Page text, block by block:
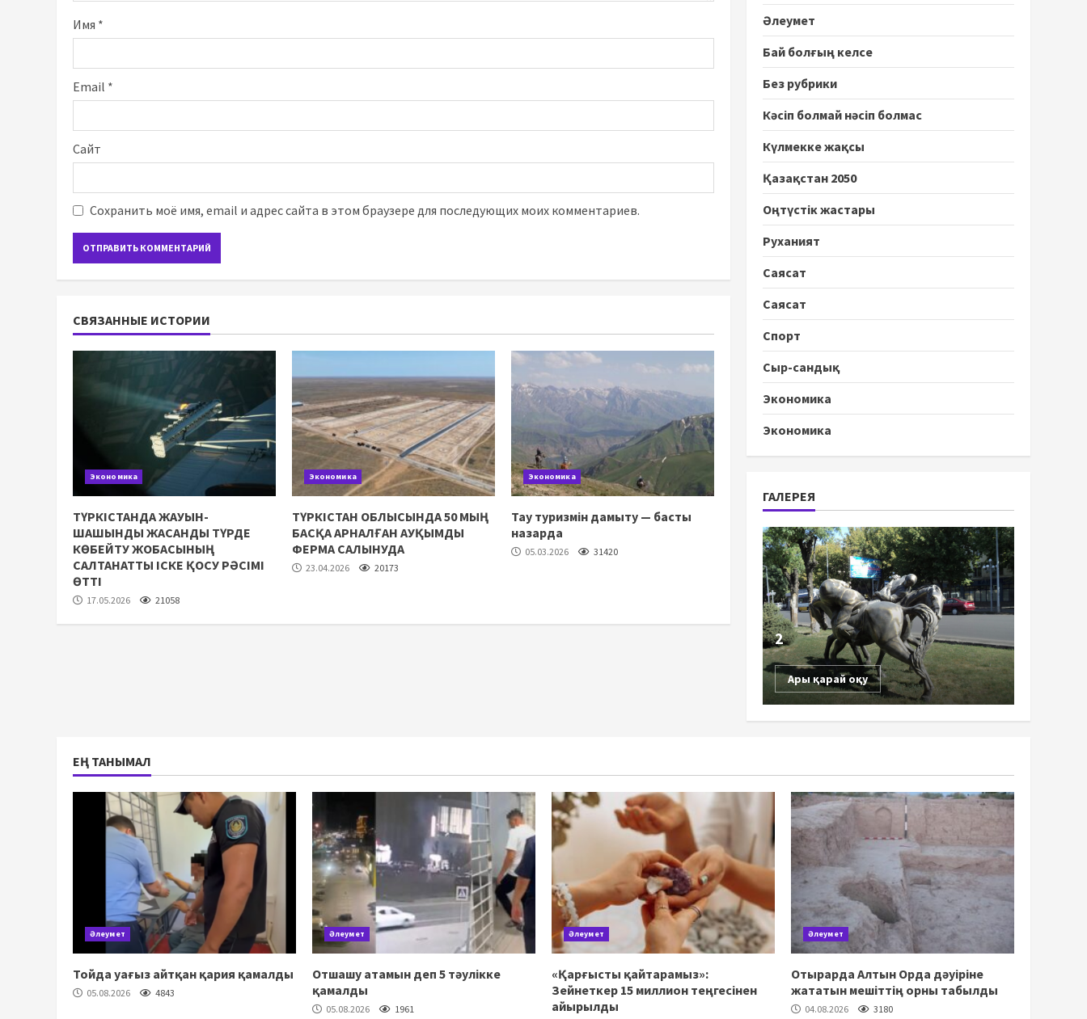
Имя *
Email *
Сайт
Сохранить моё имя, email и адрес сайта в этом браузере для последующих моих комментариев.
СВЯЗАННЫЕ ИСТОРИИ
Экономика
ТҮРКІСТАНДА ЖАУЫН-
ШАШЫНДЫ ЖАСАНДЫ ТҮРДЕ
КӨБЕЙТУ ЖОБАСЫНЫҢ
САЛТАНАТТЫ ІСКЕ ҚОСУ РӘСІМІ
ӨТТІ
17.05.2026 21058
Экономика
ТҮРКІСТАН ОБЛЫСЫНДА 50 МЫҢ
БАСҚА АРНАЛҒАН АУҚЫМДЫ
ФЕРМА САЛЫНУДА
23.04.2026 20173
Экономика
Тау туризмін дамыту — басты
назарда
05.03.2026 31420
Әлеумет
Бай болғың келсе
Без рубрики
Кәсіп болмай нәсіп болмас
Күлмекке жақсы
Қазақстан 2050
Оңтүстік жастары
Руханият
Саясат
Саясат
Спорт
Сыр-сандық
Экономика
Экономика
ГАЛЕРЕЯ
2
Ары қарай оқу
ЕҢ ТАНЫМАЛ
Әлеумет
Тойда уағыз айтқан қария қамалды
05.08.2026 4843
Әлеумет
Отшашу атамын деп 5 тәулікке
қамалды
05.08.2026 1961
Әлеумет
«Қарғысты қайтарамыз»:
Зейнеткер 15 миллион теңгесінен
айырылды
Әлеумет
Отырарда Алтын Орда дәуіріне
жататын мешіттің орны табылды
04.08.2026 3180